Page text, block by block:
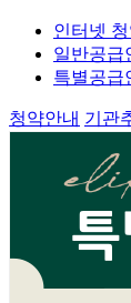
인터넷
일반공급
특별공급
청약안내 기관